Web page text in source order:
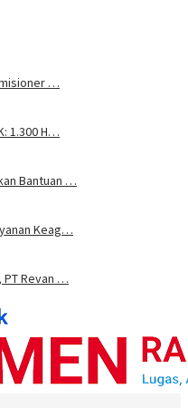
…
1.300 H…
Bantuan …
Keag…
PT Revan …